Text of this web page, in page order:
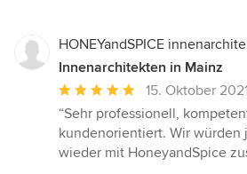
HONEYandSPICE
Innenarchitekten in Mainz
Durchschnittliche
Bewertung:
5
von
15. Oktober 2021
“Sehr professionell,
kundenorientiert. Wir würden
wieder mit HoneyandSpice